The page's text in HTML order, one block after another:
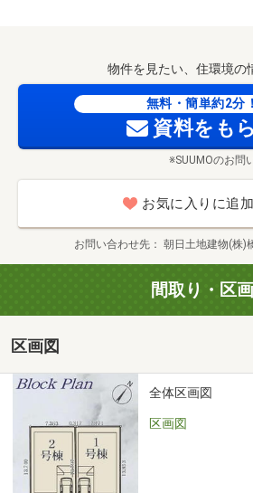
♪貴重なお時間の中で、ご希望の情報
お客様のご都合に合わせて、
「これから販売される物件だけ」
「知りたい情報だけ」という
おおよその所要時間や内容は、下記
◆ご希望条件の相談（３０分～）
◆資金計画、ローン相談（３０分～）
ご自宅へお迎え・最寄り駅等でお待
お気軽にご相談ください。
周辺環境、お客様の希望に合わせた
ご案内をいたします。
物件を見たい、住環境の
無料・簡単約2分！
資料をも
※SUUMOのお問
お気に入りに追
お問い合わせ先 朝日土地建物(株)
間取り・区画
区画図
全体区画図
区画図